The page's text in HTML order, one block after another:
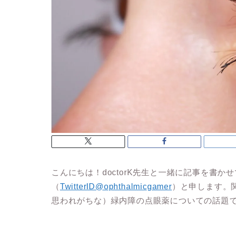
こんにちは！doctorK先生と一緒に記事を書か
（TwitterID@ophthalmicgamer）と申します。
思われがちな）緑内障の点眼薬についての話題で